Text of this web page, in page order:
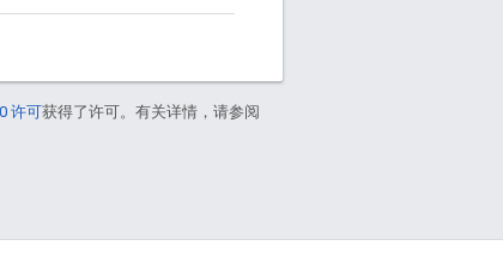
许可获得了许可。有关详情，请参阅